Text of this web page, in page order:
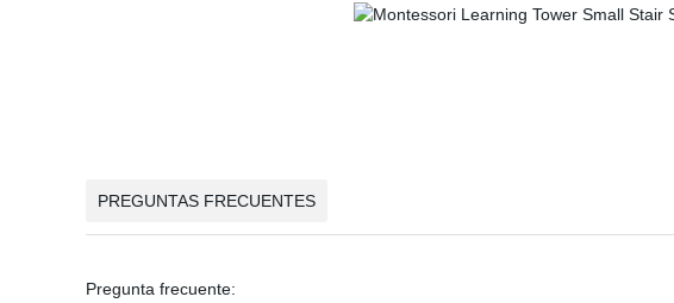
PREGUNTAS FRECUENTES
Pregunta frecuente: